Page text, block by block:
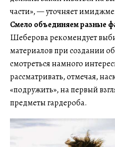
части», — уточняет
Смело объединяем разные
Шеберова рекомендует
материалов при создании
смотреться намного
рассматривать, отмечая,
«подружить», на первый
предметы гардероба.